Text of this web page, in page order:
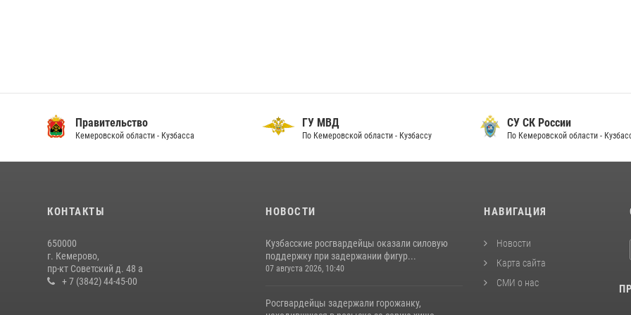
Правительство
Кемеровской области - Кузбасса
ГУ МВД
По Кемеровской области - Кузбассу
СУ СК России
По Кемеровской области -
КОНТАКТЫ
650000
г. Кемерово,
пр-кт Советский д. 48 а
+ 7 (3842) 44-45-00
НОВОСТИ
Кузбасские росгвардейцы оказали силовую
поддержку при задержании фигур...
07 августа 2026, 10:40
Росгвардейцы задержали горожанку,
НАВИГАЦИЯ
Новости
Карта сайта
СМИ о нас